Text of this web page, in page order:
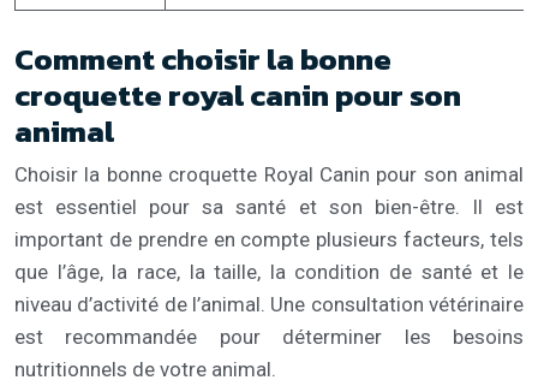
Comment choisir la bonne
croquette royal canin pour son
animal
Choisir la bonne croquette Royal Canin pour son animal
est essentiel pour sa santé et son bien-être. Il est
important de prendre en compte plusieurs facteurs, tels
que l’âge, la race, la taille, la condition de santé et le
niveau d’activité de l’animal. Une consultation vétérinaire
est recommandée pour déterminer les besoins
nutritionnels de votre animal.